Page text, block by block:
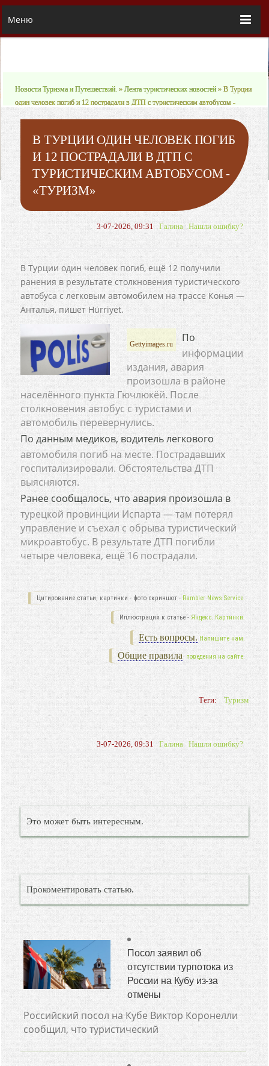
Меню
Новости Туризма и Путешествий. »Лента туристических новостей » В Турции
один человек погиб и 12 пострадали в ДТП с туристическим автобусом -
«Туризм»
В ТУРЦИИ ОДИН ЧЕЛОВЕК ПОГИБ
И 12 ПОСТРАДАЛИ В ДТП С
ТУРИСТИЧЕСКИМ АВТОБУСОМ -
«ТУРИЗМ»
3-07-2026, 09:31Галина Нашли ошибку?
В Турции один человек погиб, ещё 12 получили
ранения в результате столкновения туристического
автобуса с легковым автомобилем на трассе Конья —
Анталья, пишет Hürriyet.
Gettyimages.ru
По
информации
издания, авария
произошла в районе
населённого пункта Гючлюкёй. После
столкновения автобус с туристами и
автомобиль перевернулись.
По данным медиков, водитель легкового
автомобиля погиб на месте. Пострадавших
госпитализировали. Обстоятельства ДТП
выясняются.
Ранее сообщалось, что авария произошла в
турецкой провинции Испарта — там потерял
управление и съехал с обрыва туристический
микроавтобус. В результате ДТП погибли
четыре человека, ещё 16 пострадали.
Цитирование статьи, картинки - фото скриншот - Rambler News Service.
Иллюстрация к статье - Яндекс. Картинки.
Есть вопросы. Напишите нам.
Общие правила поведения на сайте.
Теги: Туризм
3-07-2026, 09:31 Галина Нашли ошибку?
Это может быть интересным.
Прокоментировать статью.
Посол заявил об
отсутствии турпотока из
России на Кубу из-за
отмены
Российский посол на Кубе Виктор Коронелли
сообщил, что туристический